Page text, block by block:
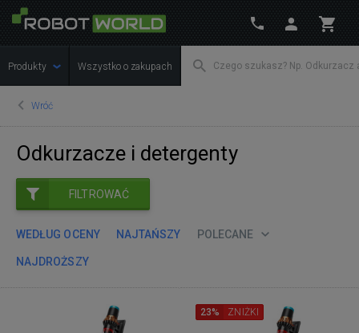
Produkty Wszystko o zakupach
Wróć
Odkurzacze i detergenty
FILTROWAĆ
WEDŁUG OCENY NAJTAŃSZY POLECANE
NAJDROŻSZY
23% ZNIŻKI